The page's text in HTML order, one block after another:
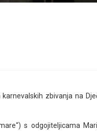
zbivanja na
s odgojiteljicama